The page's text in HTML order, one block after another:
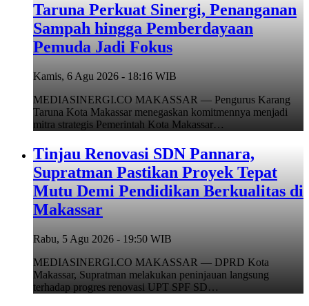
Taruna Perkuat Sinergi, Penanganan
Sampah hingga Pemberdayaan
Pemuda Jadi Fokus
Kamis, 6 Agu 2026 - 18:16 WIB
MEDIASINERGI.CO MAKASSAR — Pengurus Karang
Taruna Kota Makassar menegaskan komitmennya menjadi
mitra strategis Pemerintah Kota Makassar…
Tinjau Renovasi SDN Pannara,
Supratman Pastikan Proyek Tepat
Mutu Demi Pendidikan Berkualitas di
Makassar
Rabu, 5 Agu 2026 - 19:50 WIB
MEDIASINERGI.CO MAKASSAR — DPRD Kota
Makassar, Supratman melakukan peninjauan langsung
terhadap progres renovasi UPT SPF SD…